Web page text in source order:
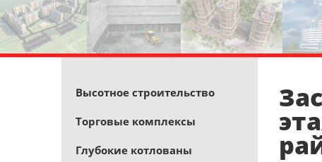
Высотное строительство
Торговые комплексы
Глубокие котлованы